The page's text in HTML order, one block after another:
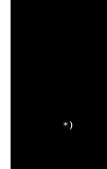
        *)